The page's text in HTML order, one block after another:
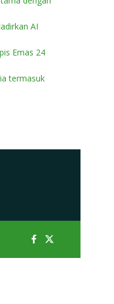
AI
Emas 24
termasuk